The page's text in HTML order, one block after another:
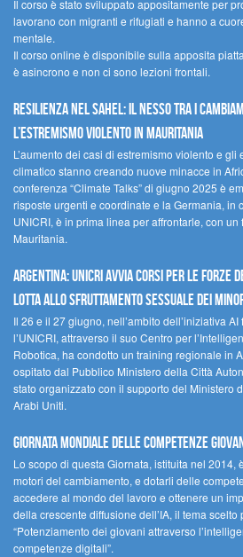
Il corso è stato sviluppato appositamente per
lavorano con migranti e rifugiati e hanno a
mentale.
Il corso online è disponibile sulla apposita
è asincrono e non ci sono lezioni frontali.
Resilienza nel Sahel: il nesso tra i
l’estremismo violento in Mauritania
L’aumento dei casi di estremismo violento e gli
climatico stanno creando nuove minacce in
conferenza “Climate Talks” di giugno 2025 è
risposte urgenti e coordinate e la Germania, in
UNICRI, è in prima linea per affrontarle, con
Mauritania.
Argentina: UNICRI avvia corsi per le forze
lotta allo sfruttamento sessuale dei
Il 26 e il 27 giugno, nell’ambito dell’iniziativa
l’UNICRI, attraverso il suo Centro per
Robotica, ha condotto un training regionale in
ospitato dal Pubblico Ministero della Città
stato organizzato con il supporto del Ministero
Arabi Uniti.
Giornata Mondiale delle Competenze
Lo scopo di questa Giornata, istituita nel 2014,
motori del cambiamento, e dotarli delle
accedere al mondo del lavoro e ottenere un
della crescente diffusione dell’IA, il tema scelto
“Potenziamento dei giovani attraverso
competenze digitali”.